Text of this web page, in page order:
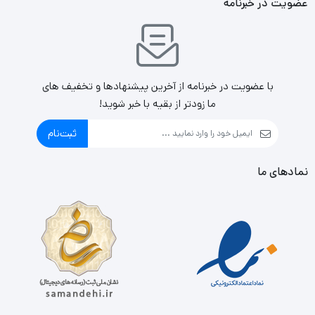
عضویت در خبرنامه
با عضویت در خبرنامه از آخرین پیشنهادها و تخفیف های
ما زودتر از بقیه با خبر شوید!
ثبت‌نام
نمادهای ما